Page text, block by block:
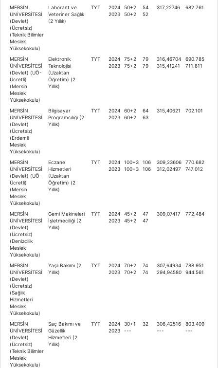
MERSİN
ÜNİVERSİTESİ
(Devlet)
(Ücretsiz)
(Teknik Bilimler
Meslek
Yüksekokulu)
Laborant ve
Veteriner Sağlık
(2 Yıllık)
TYT
2024
2023
50+2
50+2
54
52
317,22746 682.761
MERSİN
ÜNİVERSİTESİ
(Devlet) (UÖ-
Ücretli)
(Mersin
Meslek
Yüksekokulu)
Elektronik
Teknolojisi
(Uzaktan
Öğretim) (2
Yıllık)
TYT
2024
2023
75+2
75+2
79
79
316,46704
315,41241
690.785
711.811
MERSİN
ÜNİVERSİTESİ
(Devlet)
(Ücretsiz)
(Erdemli
Meslek
Yüksekokulu)
Bilgisayar
Programcılığı (2
Yıllık)
TYT
2024
2023
60+2
60+2
64
63
315,40621 702.101
MERSİN
ÜNİVERSİTESİ
(Devlet) (UÖ-
Ücretli)
(Mersin
Meslek
Yüksekokulu)
Eczane
Hizmetleri
(Uzaktan
Öğretim) (2
Yıllık)
TYT
2024
2023
100+3
100+3
106
106
309,23606
312,02497
770.682
747.012
MERSİN
ÜNİVERSİTESİ
(Devlet)
(Ücretsiz)
(Denizcilik
Meslek
Yüksekokulu)
Gemi Makineleri
İşletmeciliği (2
Yıllık)
TYT
2024
2023
45+2
45+2
47
47
309,07417 772.484
MERSİN
ÜNİVERSİTESİ
(Devlet)
(Ücretsiz)
(Sağlık
Hizmetleri
Meslek
Yüksekokulu)
Yaşlı Bakımı (2
Yıllık)
TYT
2024
2023
70+2
70+2
74
74
307,64934
294,94580
788.951
944.561
MERSİN
ÜNİVERSİTESİ
(Devlet)
(Ücretsiz)
(Teknik Bilimler
Meslek
Yüksekokulu)
Saç Bakımı ve
Güzellik
Hizmetleri (2
Yıllık)
TYT
2024
2023
30+1
---
32
306,42516
---
803.409
---